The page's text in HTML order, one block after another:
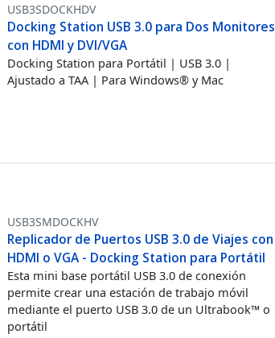
USB3SDOCKHDV
Docking Station USB 3.0 para Dos Monitores
con HDMI y DVI/VGA
Docking Station para Portátil | USB 3.0 |
Ajustado a TAA | Para Windows® y Mac
USB3SMDOCKHV
Replicador de Puertos USB 3.0 de Viajes con
HDMI o VGA - Docking Station para Portátil
Esta mini base portátil USB 3.0 de conexión
permite crear una estación de trabajo móvil
mediante el puerto USB 3.0 de un Ultrabook™ o
portátil